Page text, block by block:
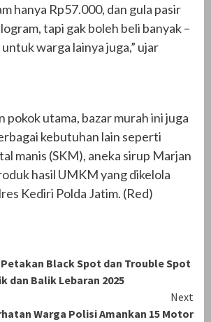
hanya Rp57.000, dan gula pasir
tapi gak boleh beli banyak –
warga lainya juga,” ujar
pokok utama, bazar murah ini juga
kebutuhan lain seperti
manis (SKM), aneka sirup Marjan
hasil UMKM yang dikelola
Kediri Polda Jatim. (Red)
Black Spot dan Trouble Spot
dan Balik Lebaran 2025
Next
Warga Polisi Amankan 15 Motor